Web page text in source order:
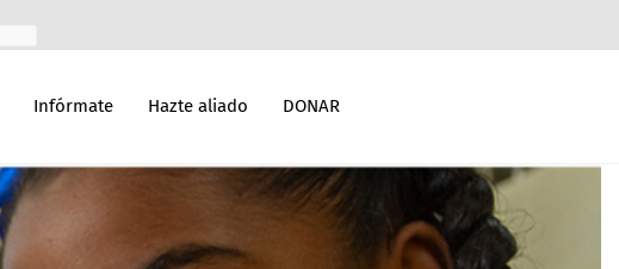
Infórmate Hazte aliado DONAR